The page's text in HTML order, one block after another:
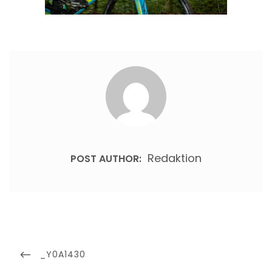
POST AUTHOR: Redaktion
PREVIOUS
_Y0A1430